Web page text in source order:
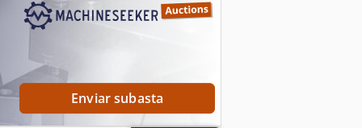
trasero, filtro de hollín, *
según VDI 2700 y siguientes,
peso bruto, 3.340 kg de carga útil *
de 4.400 kg * Sujeción de la
elevadora Bär con capacidad de
Sxhjx Afvjha * 3 asientos * Deflector
carril * Suspensión de ballestas *
Enviar subasta